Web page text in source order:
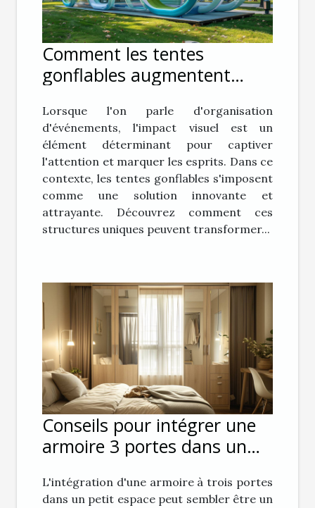
Comment les tentes
gonflables augmentent
d'événements
Lorsque l'on parle d'organisation
d'événements, l'impact visuel est un
élément déterminant pour captiver
l'attention et marquer les esprits. Dans ce
contexte, les tentes gonflables s'imposent
comme une solution innovante et
attrayante. Découvrez comment ces
structures uniques peuvent transformer...
Conseils pour intégrer une
armoire 3 portes dans un
L'intégration d'une armoire à trois portes
dans un petit espace peut sembler être un